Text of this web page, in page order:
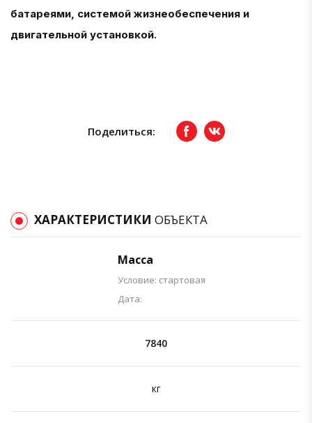
батареями, системой жизнеобеспечения и
двигательной установкой.
Поделиться: FacebookвКонтакте
ХАРАКТЕРИСТИКИ ОБЪЕКТА
Масса
Условие: стартовая
Дата:
7840
кг